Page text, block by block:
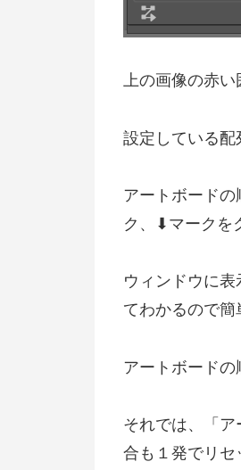
上の画像の赤い
設定している配
アートボード
ク、⬇マークを
ウィンドウに
てわかるので簡
アートボードの
それでは、「
合も１発でリセ